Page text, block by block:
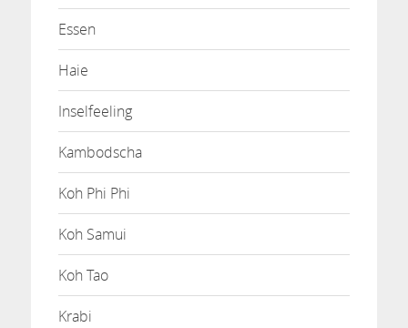
Essen
Haie
Inselfeeling
Kambodscha
Koh Phi Phi
Koh Samui
Koh Tao
Krabi